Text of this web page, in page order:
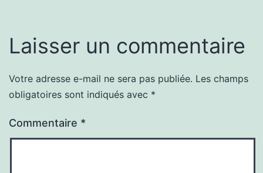
Laisser un commentaire
Votre adresse e-mail ne sera pas publiée. Les champs
obligatoires sont indiqués avec *
Commentaire *